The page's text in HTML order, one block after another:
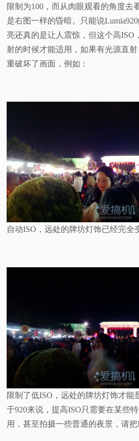
限制为100，而从肉眼观看的角度去
是右图一样的昏暗。只能说
亮还真的是让人震惊，但这个高ISO
射的时候才能适用，如果有光源直
重破坏了画面，例如：
自动ISO，远处的牌坊灯饰已经完全
限制了低ISO，远处的牌坊灯饰才能
于920来说，提高ISO只需要在某些
用，甚至拍摄一些普通的夜景，请把